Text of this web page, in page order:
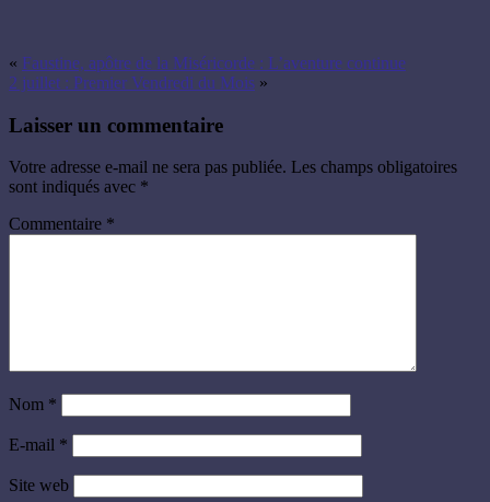
« Faustine, apôtre de la Miséricorde : L’aventure continue
2 juillet : Premier Vendredi du Mois »
Laisser un commentaire
Votre adresse e-mail ne sera pas publiée. Les champs obligatoires
sont indiqués avec *
Commentaire *
Nom *
E-mail *
Site web